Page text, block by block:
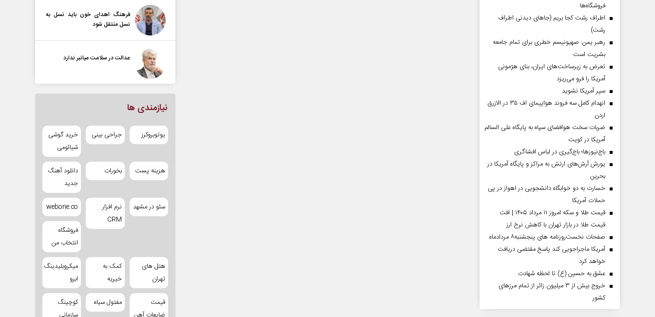
فروشگاه‌ها
اطراف رشت کجا بریم (جاهای دیدنی اطراف
رشت)
رهبر یمن: صهیونیسم خطری برای تمام جامعه
بشریت است
تعرض به زیرساخت‌های ایران، بنای هژمونی
آمریکا را فرو می‌ریزد
سپر آمریکا نشوید
انهدام کامل سه فروند هواپیمای اف ۳۵ در الازرق
اردن
ضربات سخت هوافضای سپاه به پایگاه علی السالم
آمریکا در کویت
باج‌نیوزها؛ باج‌گیری در لباس افشاگری
یورش آرش‌های ارتش به مراکز و پایگاه‌ آمریکا در
بحرین
خسارت به دو خوابگاه دانشجویی در اهواز در پی
حملات آمریکا
قیمت طلا و سکه امروز ۱۱ مرداد ۱۴۰۵ | افت
قیمت طلا در بازار تهران با کاهش نرخ ارز
صفحات نخست‌روزنامه ها‌ی پنجشنبه‌۸ مردادماه
آمریکا ماجراجویی کند پاسخ مقتضی دریافت
خواهد کرد
عشق به حسین (ع) تا لحظه شهادت
خروج بیش از ۳ میلیون زائر از تمام مرز‌های
کشور
فرهنگ اهدای خون باید نسل به
نسل منتقل شود
عدالت در سلامت میانبر ندارد
نیازمندی ها
یوتوبروکرز جراحی بینی
خرید گوشی
شیائومی
هزینه پست بخورات
دانلود آهنگ
جدید
سئو در مشهد
نرم افزار
CRM
webone.co
فروشگاه
انتخاب من
هتل های
تهران
کمک به
خیریه
میکروبلیدینگ
ابرو
قیمت
مفتول سیاه
کوچینگ